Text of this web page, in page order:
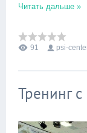
Читать дальше »
91 psi-
Тренинг